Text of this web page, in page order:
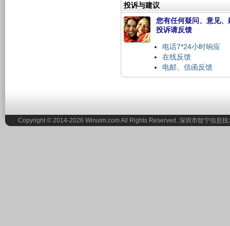
投诉与建议
您有任何疑问、意见、
投诉请反馈
电话7*24小时响应
在线反馈
电邮、信函反馈
Copyright © 2014-2026 Winuim.com All Rights Reserved. 深圳市纹宁信息